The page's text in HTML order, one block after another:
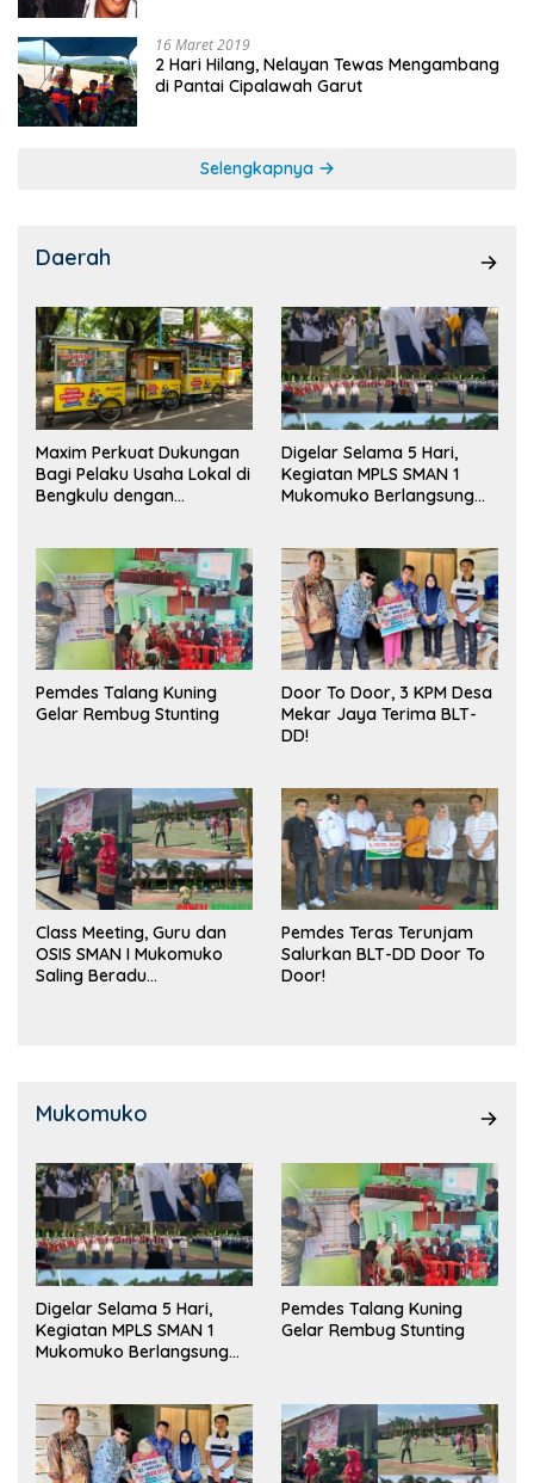
16 Maret 2019
2 Hari Hilang, Nelayan Tewas Mengambang
di Pantai Cipalawah Garut
Selengkapnya
Daerah
Maxim Perkuat Dukungan
Bagi Pelaku Usaha Lokal di
Bengkulu dengan
Pasar
Digelar Selama 5 Hari,
Kegiatan MPLS SMAN 1
Mukomuko Berlangsung
Pemdes Talang Kuning
Gelar Rembug Stunting
Door To Door, 3 KPM Desa
Mekar Jaya Terima BLT-
DD!
Class Meeting, Guru dan
OSIS SMAN I Mukomuko
Saling Beradu
Pemdes Teras Terunjam
Salurkan BLT-DD Door To
Door!
Mukomuko
Digelar Selama 5 Hari,
Kegiatan MPLS SMAN 1
Mukomuko Berlangsung
Pemdes Talang Kuning
Gelar Rembug Stunting